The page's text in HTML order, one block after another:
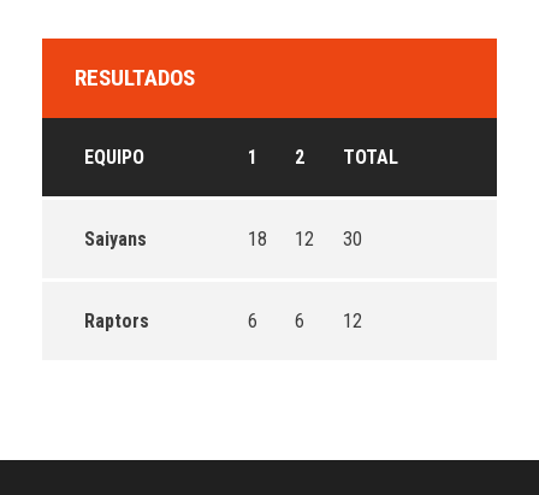
RESULTADOS
EQUIPO 1 2 TOTAL
Saiyans 18 12 30
Raptors 6 6 12